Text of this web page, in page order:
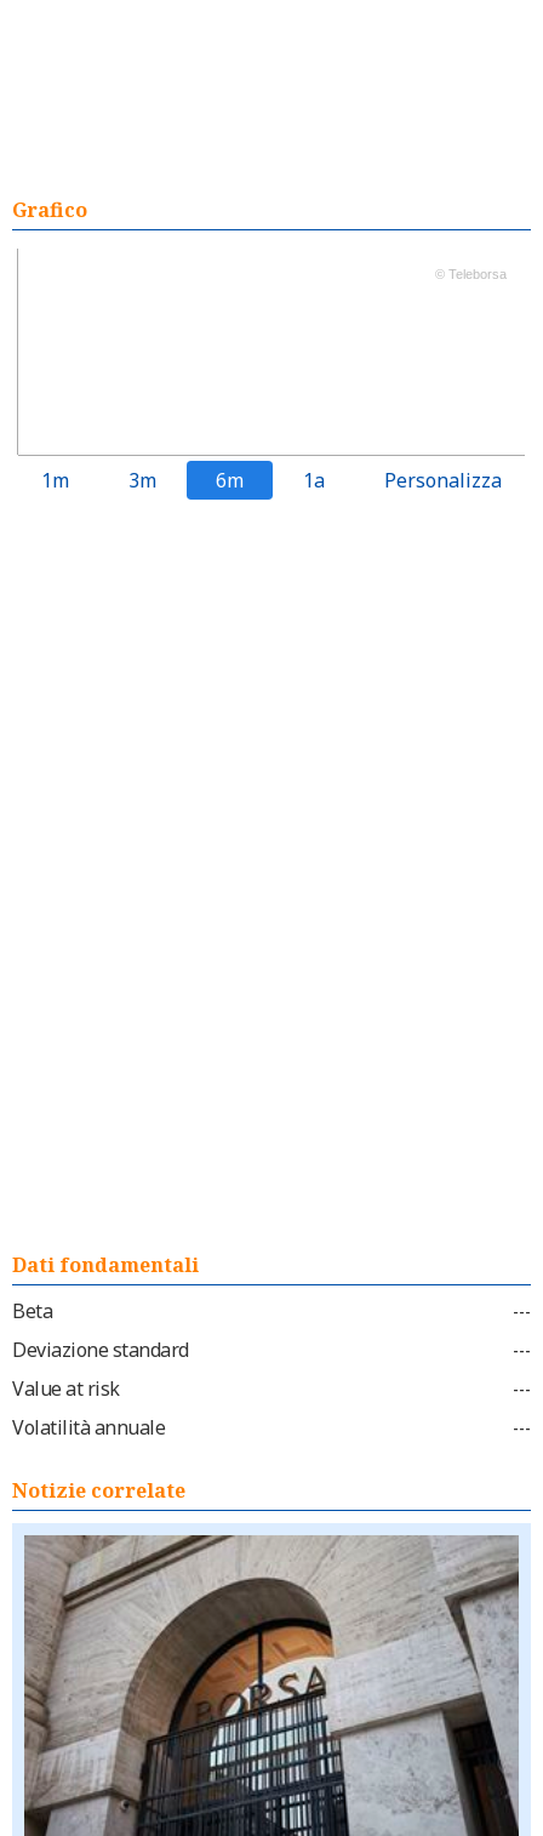
Grafico
© Teleborsa
1m 3m 6m 1a Personalizza
Dati fondamentali
Beta
---
Deviazione standard ---
Value at risk ---
Volatilità annuale ---
Notizie correlate